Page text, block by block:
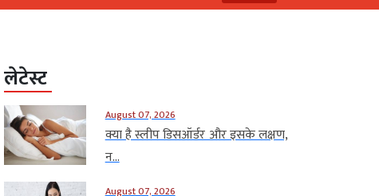
लेटेस्ट
August 07, 2026
क्या है स्लीप डिसऑर्डर और इसके लक्षण,
न...
August 07, 2026